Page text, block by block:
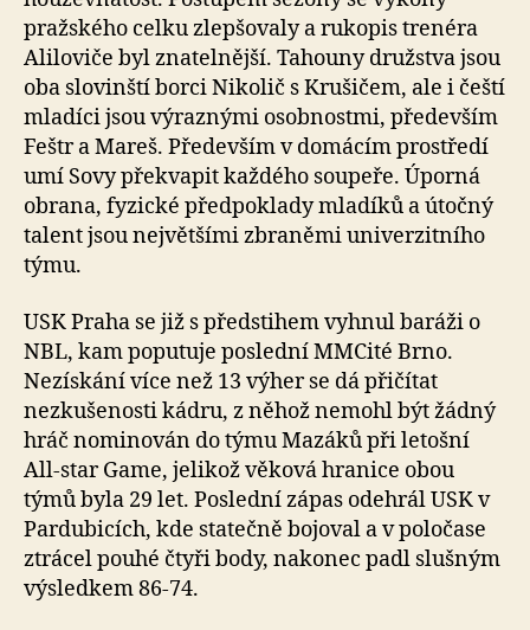
pražského celku zlepšovaly a rukopis trenéra
Aliloviče byl znatelnější. Tahouny družstva jsou
oba slovinští borci Nikolič s Krušičem, ale i čeští
mladíci jsou výraznými osobnostmi, především
Feštr a Mareš. Především v domácím prostředí
umí Sovy překvapit každého soupeře. Úporná
obrana, fyzické předpoklady mladíků a útočný
talent jsou největšími zbraněmi univerzitního
týmu.
USK Praha se již s předstihem vyhnul baráži o
NBL, kam poputuje poslední MMCité Brno.
Nezískání více než 13 výher se dá přičítat
nezkušenosti kádru, z něhož nemohl být žádný
hráč nominován do týmu Mazáků při letošní
All-star Game, jelikož věková hranice obou
týmů byla 29 let. Poslední zápas odehrál USK v
Pardubicích, kde statečně bojoval a v poločase
ztrácel pouhé čtyři body, nakonec padl slušným
výsledkem 86-74.